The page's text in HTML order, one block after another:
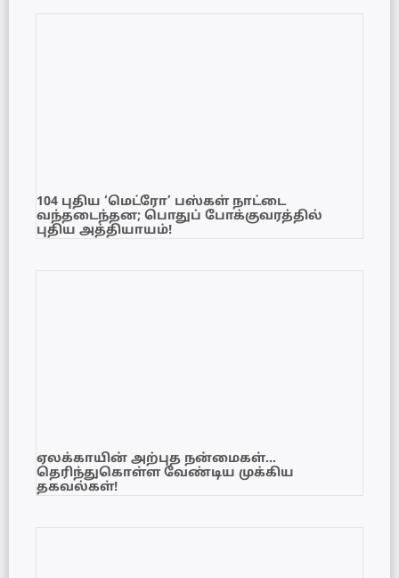
104 புதிய ‘மெட்ரோ’ பஸ்கள் நாட்டை
வந்தடைந்தன; பொதுப் போக்குவரத்தில்
புதிய அத்தியாயம்!
ஏலக்காயின் அற்புத நன்மைகள்…
தெரிந்துகொள்ள வேண்டிய முக்கிய
தகவல்கள்!